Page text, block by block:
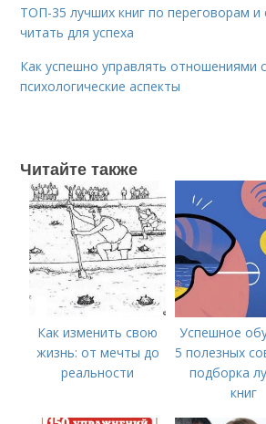
ТОП-35 лучших книг по переговорам
читать для успеха
Как успешно управлять отношениями
психологические аспекты
Читайте также
Как изменить свою
жизнь: от мечты до
реальности
Успешное
5 полезных
подборка
книг